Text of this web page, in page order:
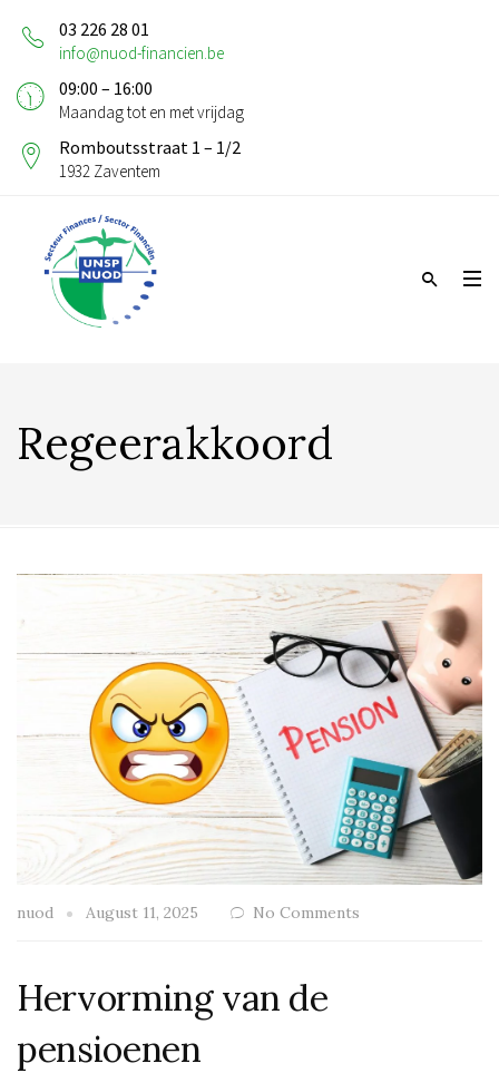
03 226 28 01
info@nuod-financien.be
09:00 – 16:00
Maandag tot en met vrijdag
Romboutsstraat 1 – 1/2
1932 Zaventem
Regeerakkoord
nuod August 11, 2025 No Comments
Hervorming van de
pensioenen